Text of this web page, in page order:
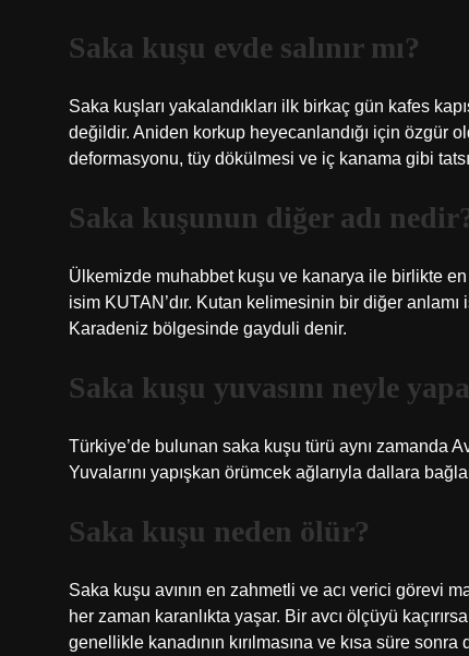
Saka kuşu evde salınır mı?
Saka kuşları yakalandıkları ilk birkaç gün kafes
değildir. Aniden korkup heyecanlandığı için özgür
deformasyonu, tüy dökülmesi ve iç kanama gibi
Saka kuşunun diğer adı
Ülkemizde muhabbet kuşu ve kanarya ile birlikte
isim KUTAN’dır. Kutan kelimesinin bir diğer
Karadeniz bölgesinde gayduli denir.
Saka kuşu yuvasını neyle
Türkiye’de bulunan saka kuşu türü aynı zamanda
Yuvalarını yapışkan örümcek ağlarıyla dallara
Saka kuşu neden ölür?
Saka kuşu avının en zahmetli ve acı verici görevi
her zaman karanlıkta yaşar. Bir avcı ölçüyü
genellikle kanadının kırılmasına ve kısa süre